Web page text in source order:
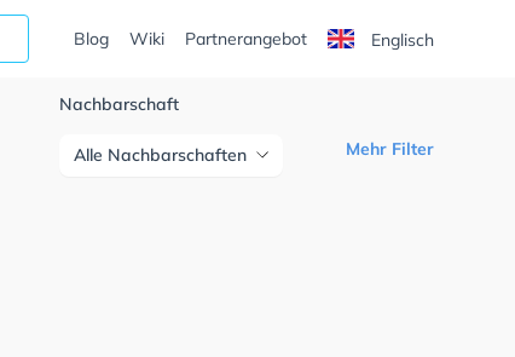
Blog Wiki Partnerangebot Englisch
Nachbarschaft
Alle Nachbarschaften Mehr Filter